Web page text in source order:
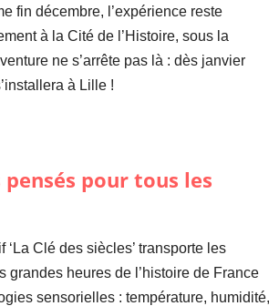
fin décembre, l’expérience reste
à la Cité de l’Histoire, sous la
ne s’arrête pas là : dès janvier
à Lille !
pensés pour tous les
‘La Clé des siècles’ transporte les
grandes heures de l’histoire de France
sensorielles : température, humidité,